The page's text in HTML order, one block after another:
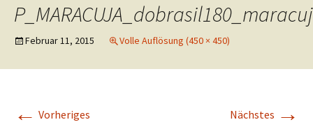
Februar 11, 2015 Volle Auflösung (450 × 450)
← Vorheriges Nächstes →